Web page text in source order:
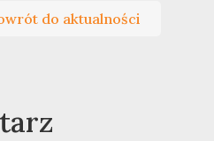
do aktualności